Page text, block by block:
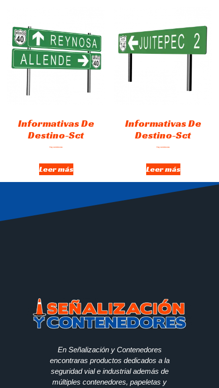
Informativas De
Destino-Sct
Hay existencias
Leer más
Informativas De
Destino-Sct
Hay existencias
Leer más
En Señalización y Contenedores
encontraras productos dedicados a la
seguridad vial e industrial además de
múltiples contenedores, papeletas y